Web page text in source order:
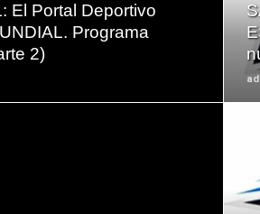
El Portal Deportivo
Programa
2)